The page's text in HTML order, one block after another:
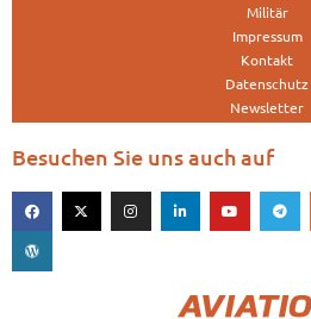
Militär
Impressum
Kontakt
Datenschutz
Newsletter
Besuchen Sie uns auch auf